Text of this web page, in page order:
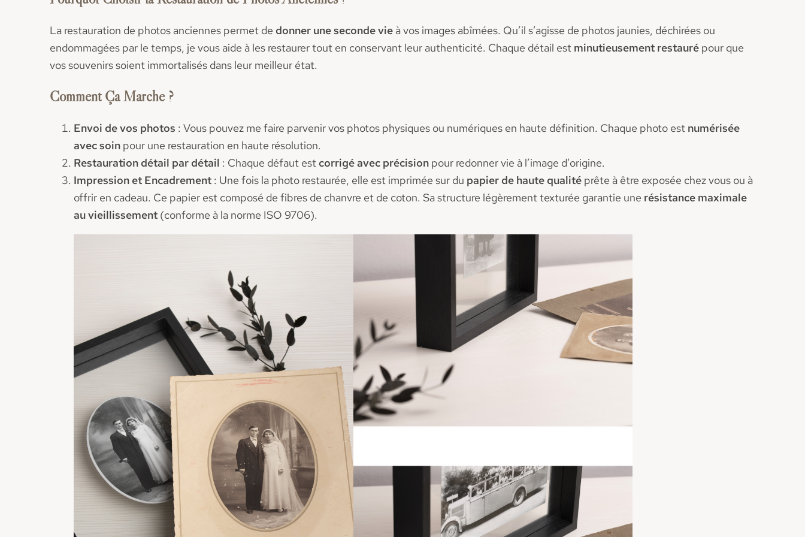
La restauration de photos anciennes permet de donner une seconde vie à vos images abîmées. Qu’il s’agisse de photos jaunies, déchirées ou
endommagées par le temps, je vous aide à les restaurer tout en conservant leur authenticité. Chaque détail est minutieusement restauré pour que
vos souvenirs soient immortalisés dans leur meilleur état.
Comment Ça Marche ?
Envoi de vos photos : Vous pouvez me faire parvenir vos photos physiques ou numériques en haute définition. Chaque photo est numérisée
avec soin pour une restauration en haute résolution.
Restauration détail par détail : Chaque défaut est corrigé avec précision pour redonner vie à l’image d’origine.
Impression et Encadrement : Une fois la photo restaurée, elle est imprimée sur du papier de haute qualité prête à être exposée chez vous ou à
offrir en cadeau. Ce papier est composé de fibres de chanvre et de coton. Sa structure légèrement texturée garantie une résistance maximale
au vieillissement (conforme à la norme ISO 9706).